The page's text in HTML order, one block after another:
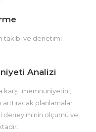
takibi ve denetimi
Analizi
karşı memnuniyetini,
arttıracak planlamalar
deneyiminin ölçümü ve